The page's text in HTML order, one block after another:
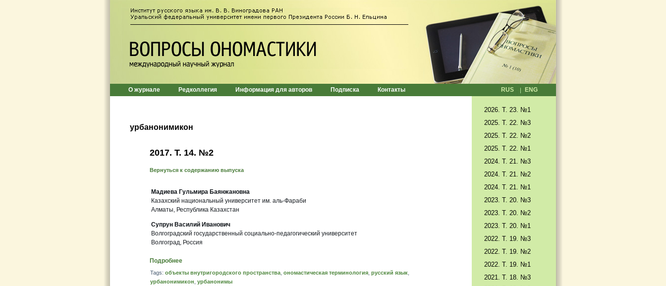
О журнале Редколлегия Информация для авторов Подписка Контакты RUS ENG
урбанонимикон
2017. T. 14. №2
Вернуться к содержанию выпуска
Мадиева Гульмира Баянжановна
Казахский национальный университет им. аль-Фараби
Алматы, Республика Казахстан
Супрун Василий Иванович
Волгоградский государственный социально-педагогический университет
Волгоград, Россия
Подробнее
Tags: объекты внутригородского пространства ономастическая терминология русский язык
урбанонимикон урбанонимы
2026. T. 23. №1
2025. T. 22. №3
2025. Т. 22. №2
2025. Т. 22. №1
2024. Т. 21. №3
2024. Т. 21. №2
2024. Т. 21. №1
2023. Т. 20. №3
2023. Т. 20. №2
2023. Т. 20. №1
2022. Т. 19. №3
2022. Т. 19. №2
2022. Т. 19. №1
2021. Т. 18. №3